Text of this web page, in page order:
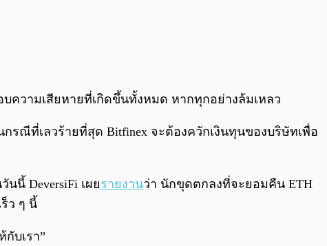
ความเสียหายที่เกิดขึ้นทั้งหมด หากทุกอย่างล้มเหลว
ณีที่เลวร้ายที่สุด Bitfinex จะต้องควักเงินทุนของบริษัทเพื่อ
นี้ DeversiFi เผยรายงานว่า นักขุดตกลงที่จะยอมคืน ETH
ว ๆ นี้
บเรา”